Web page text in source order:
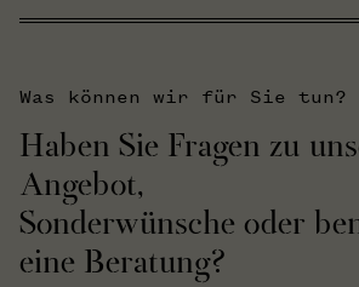
Was können wir für Sie tun?
Haben Sie Fragen zu
Angebot,
Sonderwünsche oder
eine Beratung?